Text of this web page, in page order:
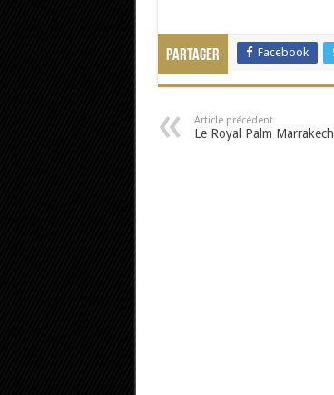
Partager Facebook
Article précédent
Le Royal Palm Marrakech